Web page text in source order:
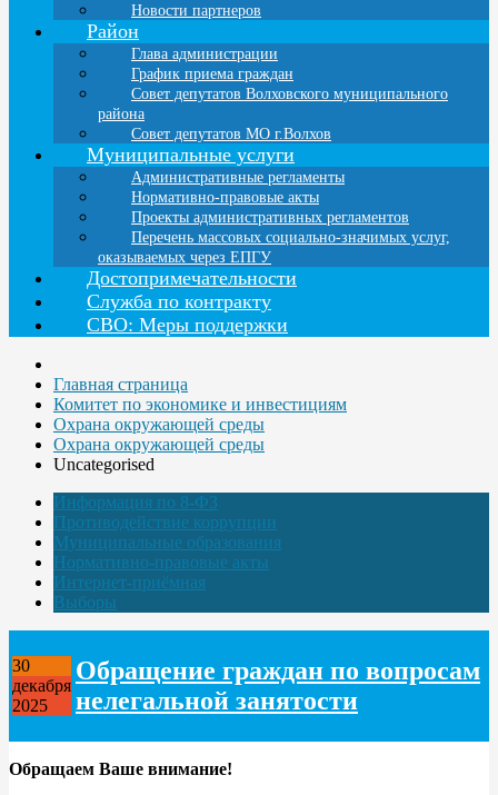
Новости партнеров
Район
Глава администрации
График приема граждан
Совет депутатов Волховского муниципального
района
Совет депутатов МО г.Волхов
Муниципальные услуги
Административные регламенты
Нормативно-правовые акты
Проекты административных регламентов
Перечень массовых социально-значимых услуг,
оказываемых через ЕПГУ
Достопримечательности
Служба по контракту
СВО: Меры поддержки
Главная страница
Комитет по экономике и инвестициям
Охрана окружающей среды
Охрана окружающей среды
Uncategorised
Информация по 8-ФЗ
Противодействие коррупции
Муниципальные образования
Нормативно-правовые акты
Интернет-приёмная
Выборы
30
декабря
2025
Обращение граждан по вопросам
нелегальной занятости
Обращаем Ваше внимание!